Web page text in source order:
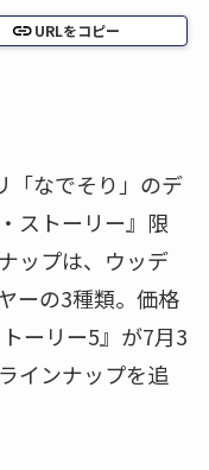
URLをコピー
「なでそり」のデ
ストーリー』限
ップは、ウッデ
ーの3種類。価格
ーリー5』が7月3
インナップを追